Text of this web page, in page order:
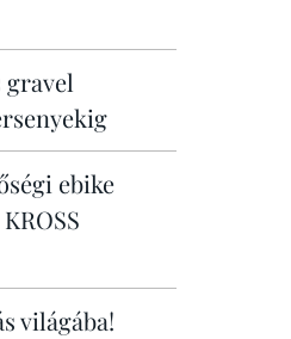
gravel
ebike
világába!